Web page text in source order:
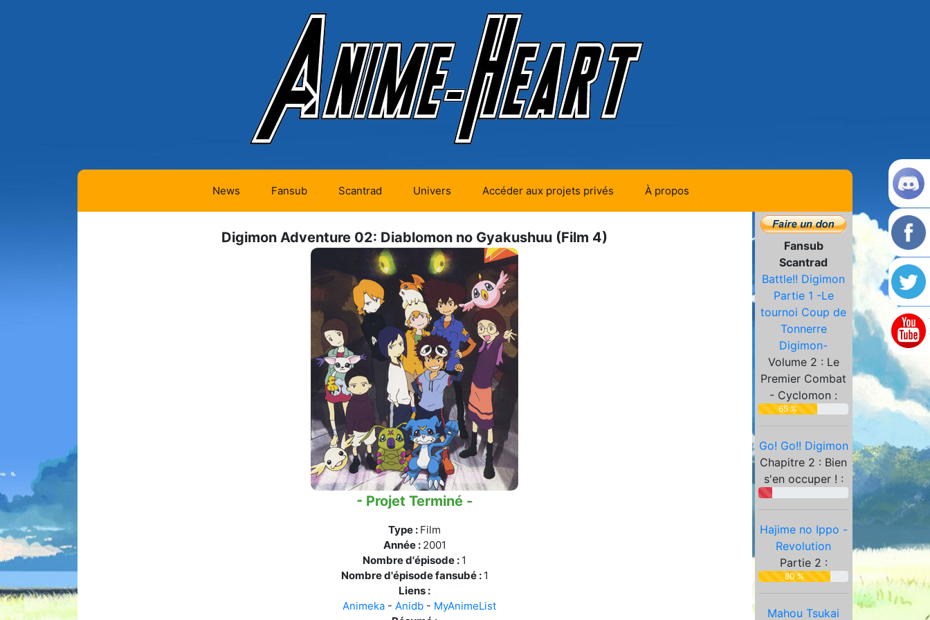
News Fansub
Animes en cours (1)
Animes terminés
Animes licenciés
Animes abandonnés
Tous les animes (604)
Scantrad
Mangas en cours
(Privés) (4)
Mangas en cours
(Publics) (11)
Mangas terminés
(Privés) (132)
Mangas terminés
(Publics) (88)
Mangas en pause (7)
Mangas licenciés (19)
Mangas abandonnés
(0)
Tous les mangas
Univers Accéder aux projets privés À propos
Fansub
Scantrad
Battle!! Digimon
Partie 1 -Le
tournoi Coup de
Tonnerre
Digimon-
Volume 2 : Le
Premier Combat
- Cyclomon :
65 %
Go! Go!! Digimon
Chapitre 2 : Bien
s'en occuper ! :
Hajime no Ippo -
Revolution
Partie 2 :
80 %
Mahou Tsukai
Digimon Adventure 02: Diablomon no Gyakushuu (Film 4)
- Projet Terminé -
Type : Film
Année : 2001
Nombre d'épisode : 1
Nombre d'épisode fansubé : 1
Liens :
Animeka -Anidb - MyAnimeList